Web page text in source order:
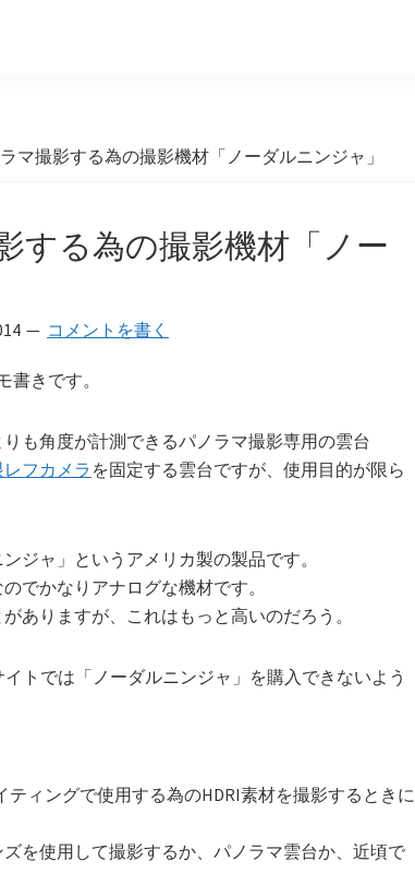
マ撮影する為の撮影機材「ノーダルニンジャ」
する為の撮影機材「ノー
コメントを書く
きです。
も角度が計測できるパノラマ撮影専用の雲台
フカメラを固定する雲台ですが、使用目的が限ら
ジャ」というアメリカ製の製品です。
でかなりアナログな機材です。
ありますが、これはもっと高いのだろう。
トでは「ノーダルニンジャ」を購入できないよう
ィングで使用する為のHDRI素材を撮影するときに
を使用して撮影するか、パノラマ雲台か、近頃で